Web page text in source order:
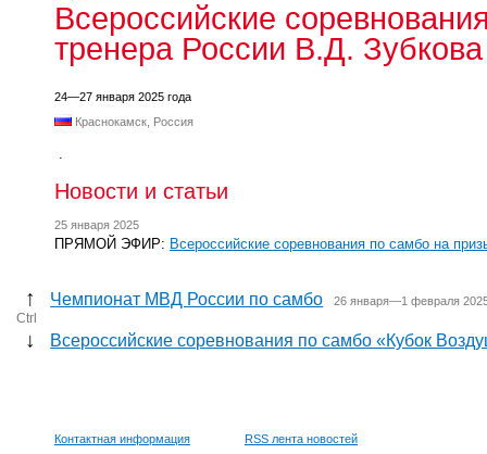
Всероссийские
тренера России В.Д. Зубкова
24—27 января 2025 года
Краснокамск, Россия
.
Новости и статьи
25 января 2025
ПРЯМОЙ ЭФИР: Всероссийские соревнования по самбо на
↑ Чемпионат МВД России по самбо 26 января—1 февраля
Ctrl
↓ Всероссийские соревнования по самбо «Кубок
Контактная информация
RSS лента новостей